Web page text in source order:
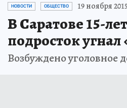
НОВОСТИ ОБЩЕСТВО 19 ноября
В Саратове 15-
подросток угнал
Возбуждено уголовное